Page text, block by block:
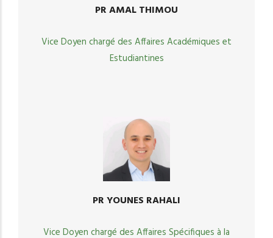
PR AMAL THIMOU
Vice Doyen chargé des Affaires Académiques et
Estudiantines
PR YOUNES RAHALI
Vice Doyen chargé des Affaires Spécifiques à la